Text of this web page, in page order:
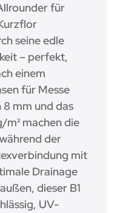
für
seine edle
– perfekt,
einem
für Messe
mm und das
machen die
der
mit
Drainage
dieser B1
UV-